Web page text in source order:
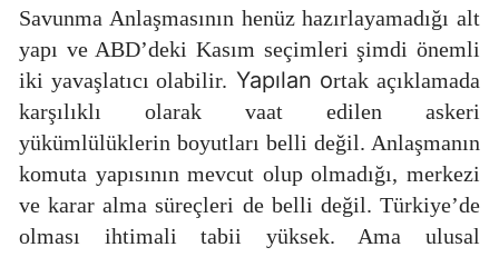
Savunma Anlaşmasının henüz hazırlayamadığı alt
yapı ve ABD’deki Kasım seçimleri şimdi önemli
iki yavaşlatıcı olabilir. Yapılan ortak açıklamada
karşılıklı olarak vaat edilen askeri
yükümlülüklerin boyutları belli değil. Anlaşmanın
komuta yapısının mevcut olup olmadığı, merkezi
ve karar alma süreçleri de belli değil. Türkiye’de
olması ihtimali tabii yüksek. Ama ulusal